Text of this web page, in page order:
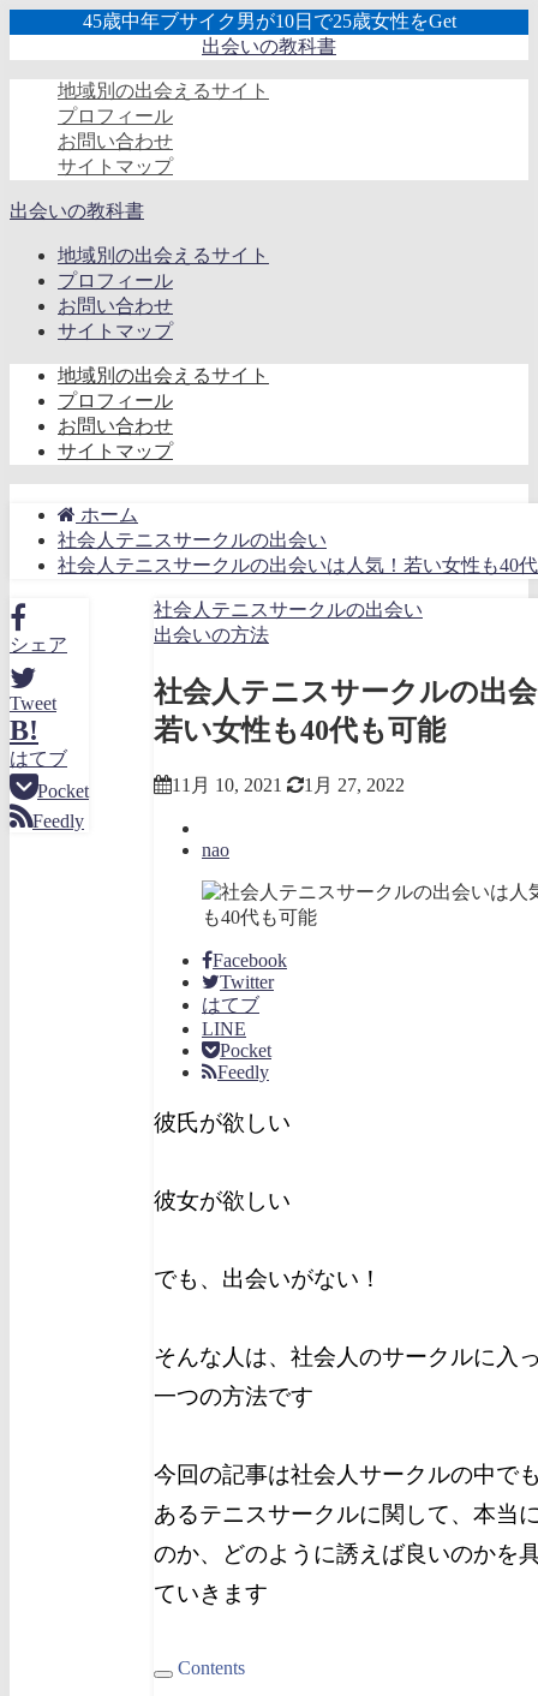
45歳中年ブサイク男が10日で25歳女性をGet
出会いの教科書
地域別の出会えるサイト
プロフィール
お問い合わせ
サイトマップ
出会いの教科書
地域別の出会えるサイト
プロフィール
お問い合わせ
サイトマップ
地域別の出会えるサイト
プロフィール
お問い合わせ
サイトマップ
ホーム
社会人テニスサークルの出会い
社会人テニスサークルの出会いは人気！若い女性も40
シェア
Tweet
B!
はてブ
Pocket
Feedly
社会人テニスサークルの出会い
出会いの方法
社会人テニスサークルの出
若い女性も40代も可能
11月 10, 2021 1月 27, 2022
nao
Facebook
Twitter
はてブ
LINE
Pocket
Feedly
彼氏が欲しい
彼女が欲しい
でも、出会いがない！
そんな人は、社会人のサークルに入
一つの方法です
今回の記事は社会人サークルの中で
あるテニスサークルに関して、本当
のか、どのように誘えば良いのかを
ていきます
Contents